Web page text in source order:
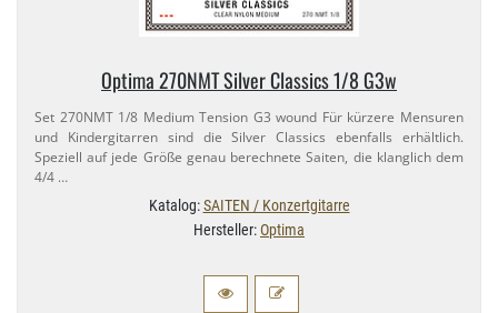
Optima 270NMT Silver Classics 1/​8 G3w
Set 270NMT 1/​8 Medium Tension G3 wound Für kürzere Mensuren
und Kindergitarren sind die Silver Classics ebenfalls erhältlich.
Speziell auf jede Größe genau berechnete Saiten, die klanglich dem
4/​4 …
Katalog:SAITEN / Konzertgitarre
Hersteller:Optima